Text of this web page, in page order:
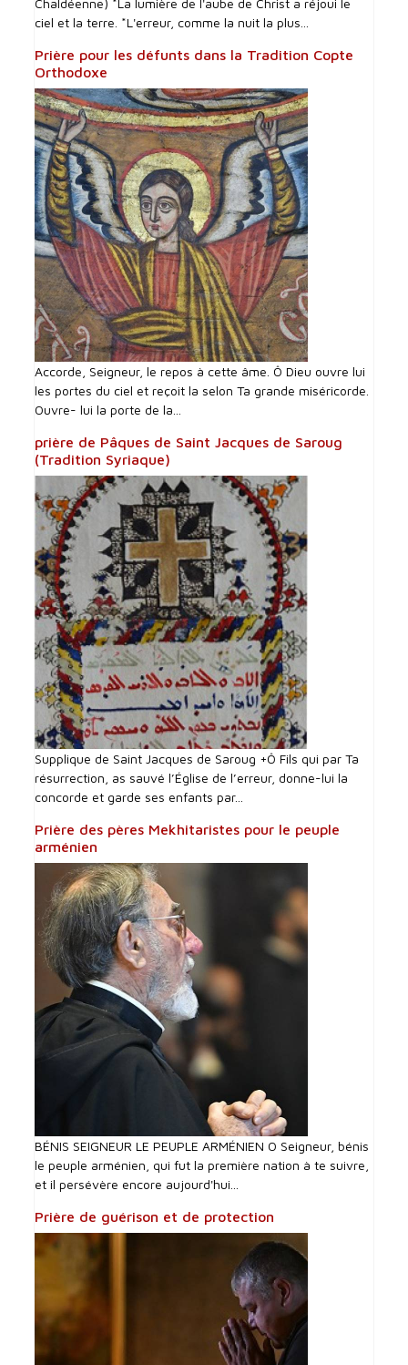
Chaldéenne) *La lumière de l'aube de Christ a réjoui le
ciel et la terre. *L'erreur, comme la nuit la plus...
Prière pour les défunts dans la Tradition Copte
Orthodoxe
Accorde, Seigneur, le repos à cette âme. Ô Dieu ouvre lui
les portes du ciel et reçoit la selon Ta grande miséricorde.
Ouvre- lui la porte de la...
prière de Pâques de Saint Jacques de Saroug
(Tradition Syriaque)
Supplique de Saint Jacques de Saroug +Ô Fils qui par Ta
résurrection, as sauvé l’Église de l’erreur, donne-lui la
concorde et garde ses enfants par...
Prière des pères Mekhitaristes pour le peuple
arménien
BÉNIS SEIGNEUR LE PEUPLE ARMÉNIEN O Seigneur, bénis
le peuple arménien, qui fut la première nation à te suivre,
et il persévère encore aujourd'hui...
Prière de guérison et de protection